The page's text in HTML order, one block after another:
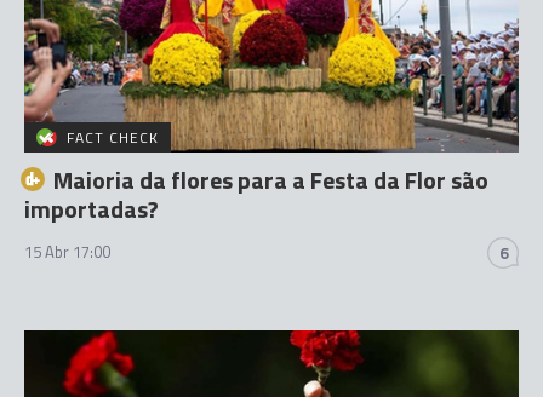
FACT CHECK
Maioria da flores para a Festa da Flor são
importadas?
15 Abr 17:00 6